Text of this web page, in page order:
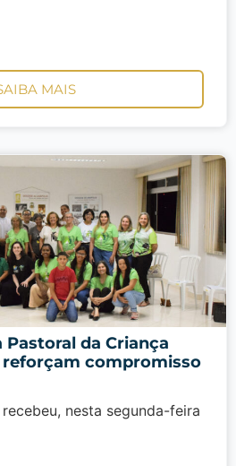
MAIS
da Criança
compromisso
nesta segunda-feira